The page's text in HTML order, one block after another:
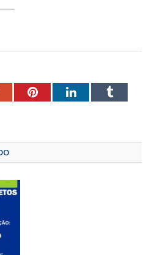
Pinterest
LinkedIn